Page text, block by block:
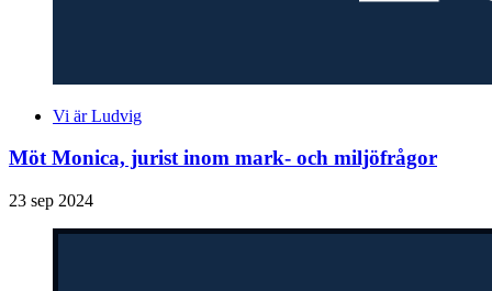
Vi är Ludvig
Möt Monica, jurist inom mark- och miljöfrågor
23 sep 2024